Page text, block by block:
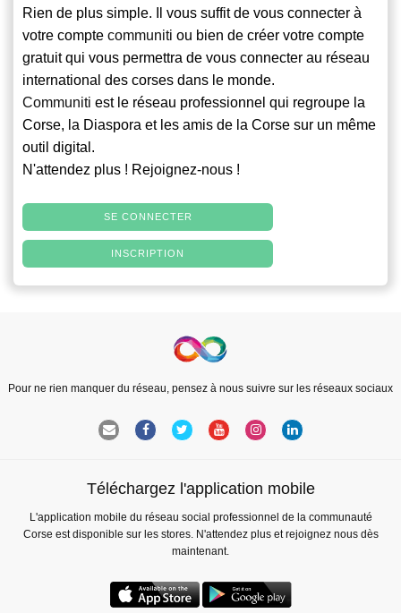
Rien de plus simple. Il vous suffit de vous connecter à
votre compte communiti ou bien de créer votre compte
gratuit qui vous permettra de vous connecter au réseau
international des corses dans le monde.
Communiti est le réseau professionnel qui regroupe la
Corse, la Diaspora et les amis de la Corse sur un même
outil digital.
N'attendez plus ! Rejoignez-nous !
SE CONNECTER
INSCRIPTION
Pour ne rien manquer du réseau, pensez à nous suivre sur les réseaux sociaux
Téléchargez l'application mobile
L'application mobile du réseau social professionnel de la communauté
Corse est disponible sur les stores. N'attendez plus et rejoignez nous dès
maintenant.